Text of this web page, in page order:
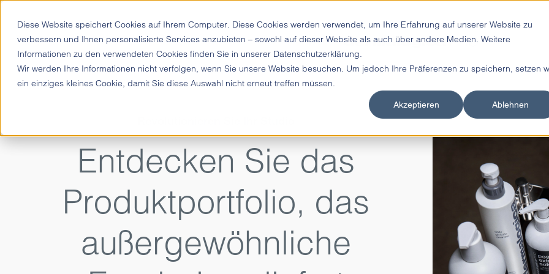
Diese Website speichert Cookies auf Ihrem Computer. Diese Cookies werden verwendet, um Ihre Erfahrung auf unserer Website zu
verbessern und Ihnen personalisierte Services anzubieten – sowohl auf dieser Website als auch über andere Medien. Weitere
Informationen zu den verwendeten Cookies finden Sie in unserer Datenschutzerklärung.
Wir werden Ihre Informationen nicht verfolgen, wenn Sie unsere Website besuchen. Um jedoch Ihre Präferenzen zu speichern, setzen
ein einziges kleines Cookie, damit Sie diese Auswahl nicht erneut treffen müssen.
Akzeptieren Ablehnen
Entdecken Sie das
Produktportfolio, das
außergewöhnliche